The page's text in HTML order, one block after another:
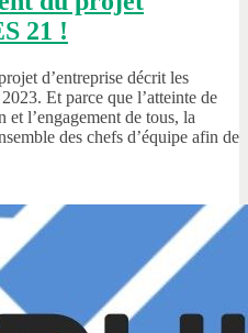
21 !
d’entreprise décrit les
Et parce que l’atteinte de
et l’engagement de tous, la
des chefs d’équipe afin de